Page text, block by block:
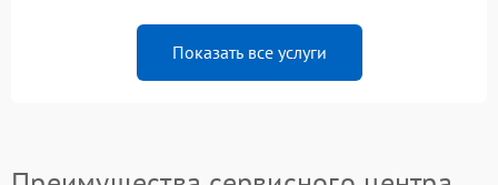
Показать все услуги